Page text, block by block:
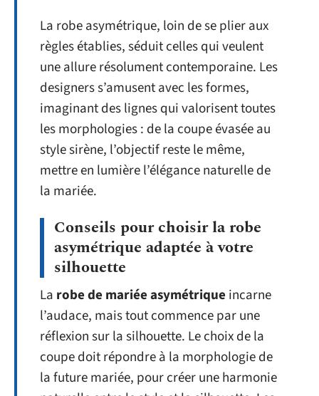
La robe asymétrique, loin de se plier aux
règles établies, séduit celles qui veulent
une allure résolument contemporaine. Les
designers s’amusent avec les formes,
imaginant des lignes qui valorisent toutes
les morphologies : de la coupe évasée au
style sirène, l’objectif reste le même,
mettre en lumière l’élégance naturelle de
la mariée.
Conseils pour choisir la robe
asymétrique adaptée à votre
silhouette
La robe de mariée asymétrique incarne
l’audace, mais tout commence par une
réflexion sur la silhouette. Le choix de la
coupe doit répondre à la morphologie de
la future mariée, pour créer une harmonie